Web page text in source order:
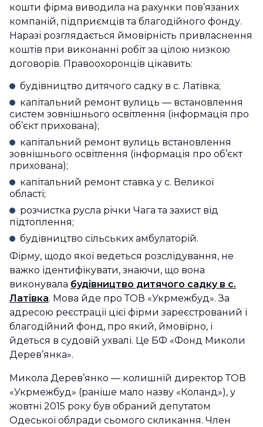
кошти фірма виводила на рахунки пов’язаних
компаній, підприємців та благодійного фонду.
Наразі розглядається ймовірність привласнення
коштів при виконанні робіт за цілою низкою
договорів. Правоохоронців цікавить:
будівництво дитячого садку в с. Латівка;
капітальний ремонт вулиць — встановлення
систем зовнішнього освітлення (інформація про
об’єкт прихована);
капітальний ремонт вулиць встановлення
зовнішнього освітлення (інформація про об’єкт
прихована);
капітальний ремонт ставка у с. Великої
області;
розчистка русла річки Чага та захист від
підтоплення;
будівництво сільських амбулаторій.
Фірму, щодо якої ведеться розслідування, не
важко ідентифікувати, знаючи, що вона
виконувала будівництво дитячого садку в с.
Латівка. Мова йде про ТОВ «Укрмежбуд». За
адресою реєстрації цієї фірми зареєстрований і
благодійний фонд, про який, ймовірно, і
йдеться в судовій ухвалі. Це БФ «Фонд Миколи
Дерев’янка».
Микола Дерев’янко — колишній директор ТОВ
«Укрмежбуд» (раніше мало назву «Коланд»), у
жовтні 2015 року був обраний депутатом
Одеської облради сьомого скликання. Член